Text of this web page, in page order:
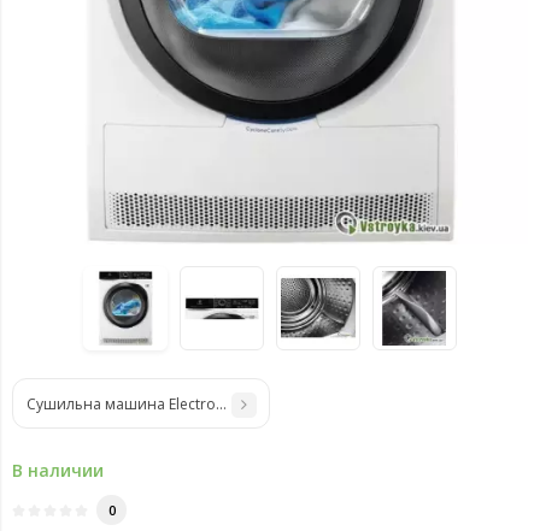
Сушильна машина Electrolux EW6D283YU
В наличии
0